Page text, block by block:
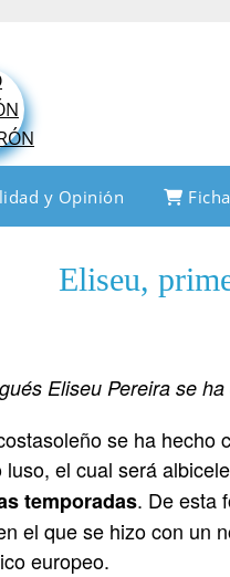
y Opinión
Eliseu,
Eliseu Pereira se
se ha hecho
luso, el cual será
temporadas. De esta
el que se hizo con un
europeo.